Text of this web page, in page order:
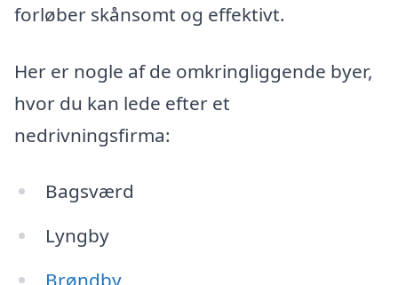
forløber skånsomt og effektivt.
Her er nogle af de omkringliggende byer,
hvor du kan lede efter et
nedrivningsfirma:
Bagsværd
Lyngby
Brøndby